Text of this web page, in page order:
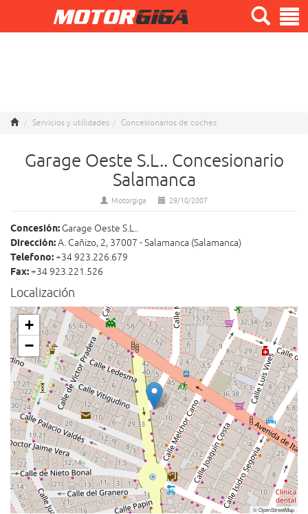
Servicios y utilidades Concesionarios de coches
Garage Oeste S.L.. Concesionario
Salamanca
Motorgiga 29/10/2007
Concesión: Garage Oeste S.L..
Dirección:A. Cañizo, 2, 37007 - Salamanca (Salamanca)
Telefono:+34 923.226.679
Fax:+34 923.221.526
Localización
+
−
© OpenStreetMap